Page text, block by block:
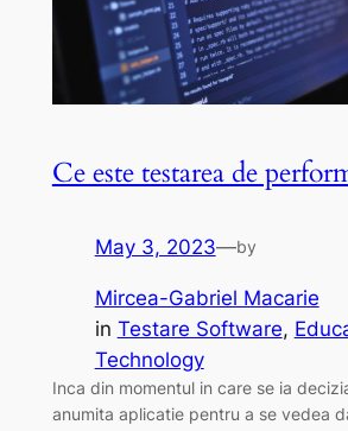
Ce este testarea de
May 3, 2023—by
Mircea-Gabriel Macarie
in Testare Software,
Technology
Inca din momentul in care se ia
anumita aplicatie pentru a se vedea